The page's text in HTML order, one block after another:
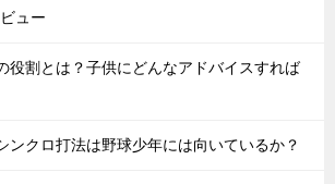
ュー
役割とは？子供にどんなアドバイスすれば
ンクロ打法は野球少年には向いているか？